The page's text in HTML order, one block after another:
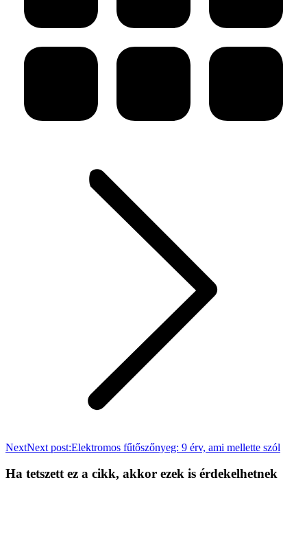
NextNext post:Elektromos fűtőszőnyeg: 9 érv, ami mellette szól
Ha tetszett ez a cikk, akkor ezek is érdekelhetnek